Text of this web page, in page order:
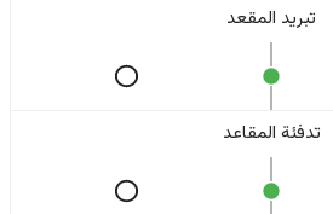
تبريد المقعد
تدفئة المقاعد